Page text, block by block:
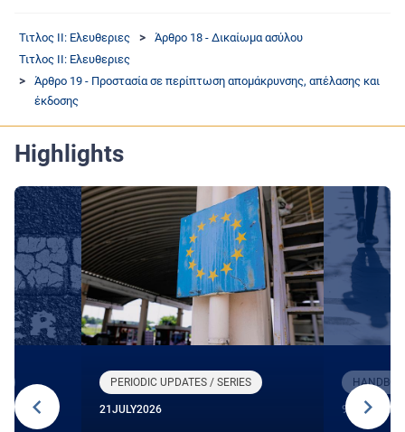
Τιτλος II: Ελευθεριες
Άρθρο 18 - Δικαίωμα ασύλου
Τιτλος II: Ελευθεριες
Άρθρο 19 - Προστασία σε περίπτωση απομάκρυνσης, απέλασης και
έκδοσης
Highlights
PERIODIC UPDATES / SERIES
21 JULY2026 9 JUNE 2026